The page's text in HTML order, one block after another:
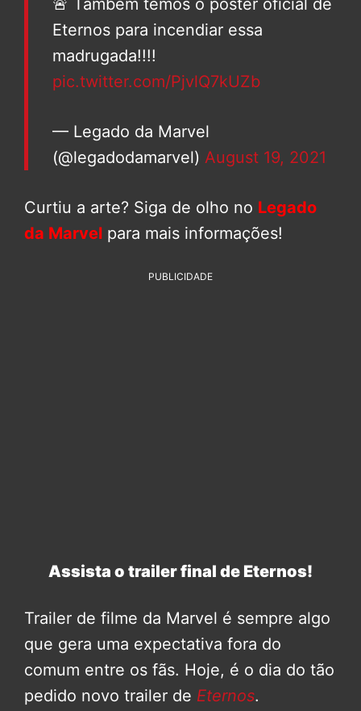
🚨 Também temos o pôster oficial de
Eternos para incendiar essa
madrugada!!!!
pic.twitter.com/PjvlQ7kUZb
— Legado da Marvel
(@legadodamarvel) August 19, 2021
Curtiu a arte? Siga de olho no Legado
da Marvel para mais informações!
PUBLICIDADE
Assista o trailer final de Eternos!
Trailer de filme da Marvel é sempre algo
que gera uma expectativa fora do
comum entre os fãs. Hoje, é o dia do tão
pedido novo trailer de Eternos.